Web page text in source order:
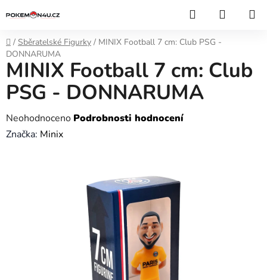
na
Hledat
Domů
/ Sběratelské Figurky / MINIX Football 7 cm: Club PSG -
DONNARUMA
MINIX Football 7 cm: Club
PSG - DONNARUMA
Průměrné
hodnocení
Neohodnoceno Podrobnosti hodnocení
Značka: Minix